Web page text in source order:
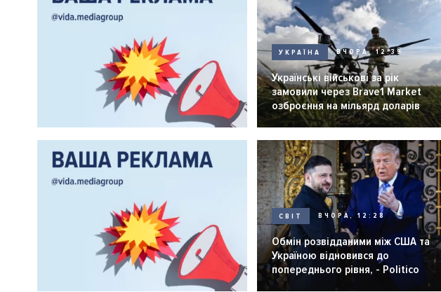
УКРАЇНА ВЧОРА, 12:39
Українські військові за рік
замовили через Brave1 Market
озброєння на мільярд доларів
СВІТ ВЧОРА, 12:28
Обмін розвідданими між США та
Україною відновився до
попереднього рівня, - Politico